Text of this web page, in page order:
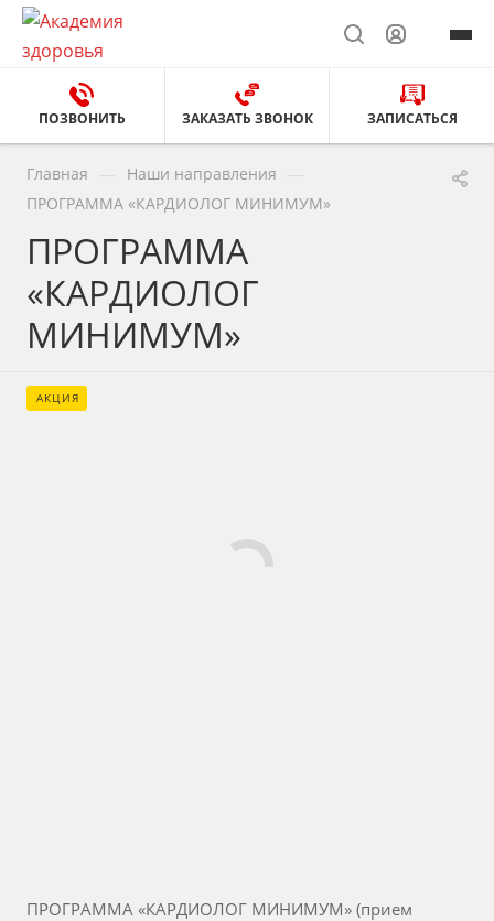
ПОЗВОНИТЬ ЗАКАЗАТЬ ЗВОНОК ЗАПИСАТЬСЯ
Главная Наши направления
ПРОГРАММА «КАРДИОЛОГ МИНИМУМ»
ПРОГРАММА
«КАРДИОЛОГ
МИНИМУМ»
АКЦИЯ
ПРОГРАММА «КАРДИОЛОГ МИНИМУМ» (прием